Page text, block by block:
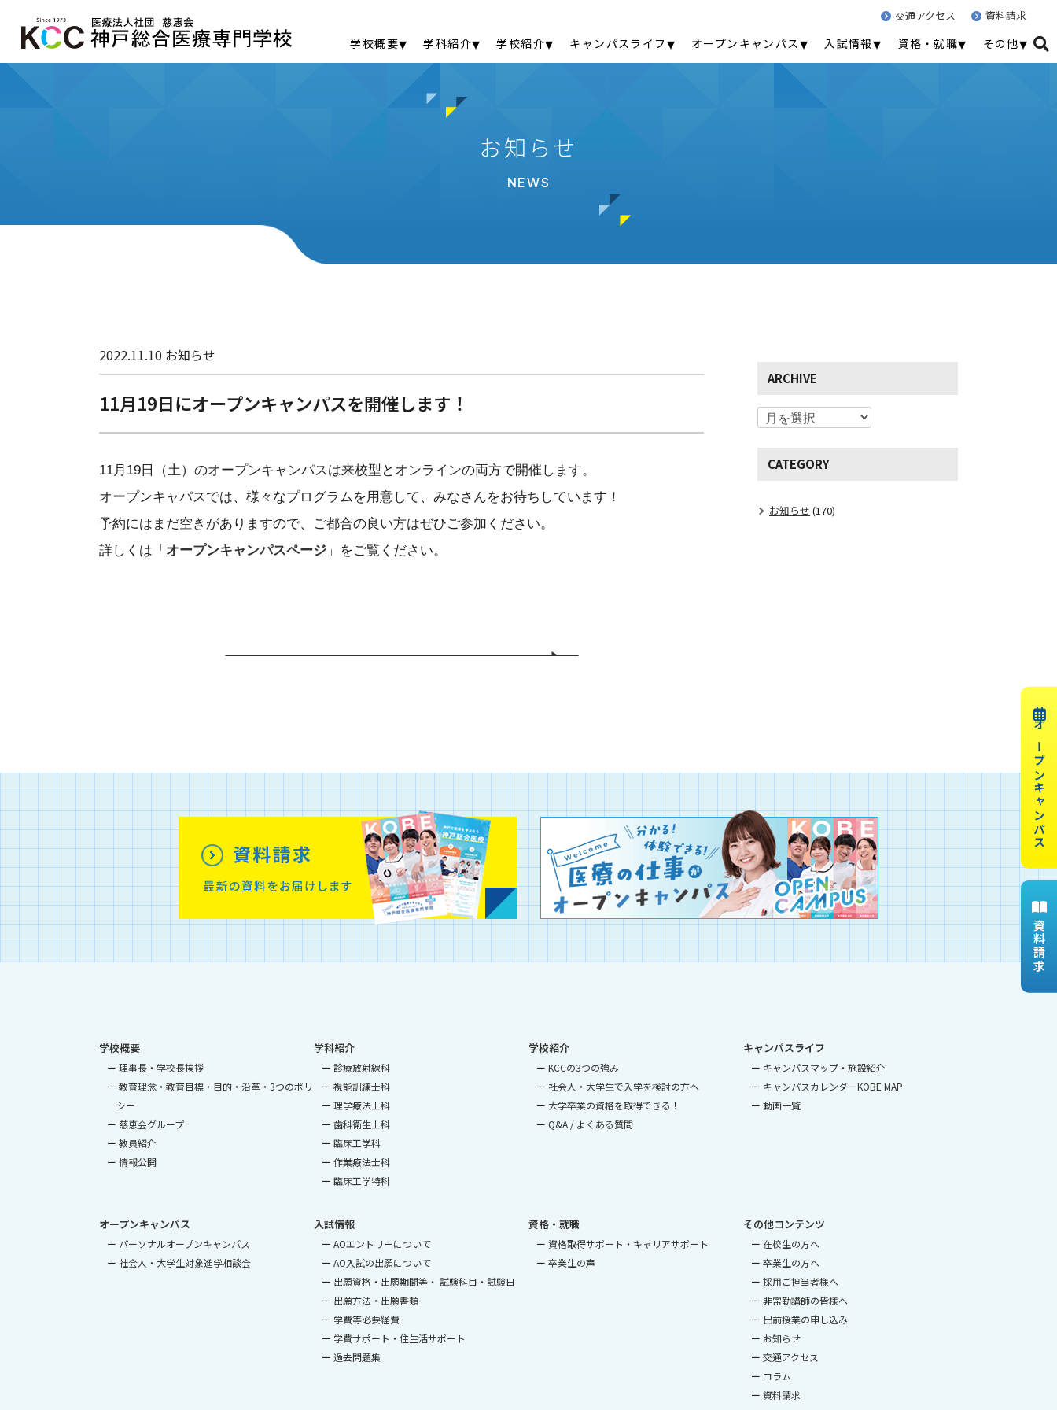
交通アクセス 資料請求
学校概要 学科紹介 学校紹介 キャンパスライフ オープンキャンパス 入試情報 資格・就職 その他
オープンキャンパス
資料請求
お知らせ
NEWS
2022.11.10 お知らせ
11月19日にオープンキャンパスを開催します！
11月19日（土）のオープンキャンパスは来校型とオンラインの両方で開催します。
オープンキャパスでは、様々なプログラムを用意して、みなさんをお待ちしています！
予約にはまだ空きがありますので、ご都合の良い方はぜひご参加ください。
詳しくは「 オープンキャンパスページ 」をご覧ください。
ARCHIVE
CATEGORY
お知らせ (170)
学校概要
理事長・学校長挨拶
教育理念・教育目標・目的・沿革・3つのポリ
シー
慈恵会グループ
教員紹介
情報公開
学科紹介
診療放射線科
視能訓練士科
理学療法士科
歯科衛生士科
臨床工学科
作業療法士科
臨床工学特科
学校紹介
KCCの3つの強み
社会人・大学生で入学を検討の方へ
大学卒業の資格を取得できる！
Q&A / よくある質問
キャンパスライフ
キャンパスマップ・施設紹介
キャンパスカレンダーKOBE MAP
動画一覧
オープンキャンパス
パーソナルオープンキャンパス
社会人・大学生対象進学相談会
入試情報
AOエントリーについて
AO入試の出願について
出願資格・出願期間等・ 試験科目・試験日
出願方法・出願書類
学費等必要経費
学費サポート・住生活サポート
過去問題集
資格・就職
資格取得サポート・キャリアサポート
卒業生の声
その他コンテンツ
在校生の方へ
卒業生の方へ
採用ご担当者様へ
非常勤講師の皆様へ
出前授業の申し込み
お知らせ
交通アクセス
コラム
資料請求